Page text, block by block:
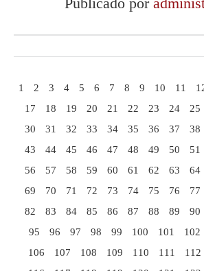
1 2 3 4 5 6 7 8 9 10 11
17
18 19 20 21 22 23 24 25
30
31 32 33 34 35 36 37 38
43
44 45 46 47 48 49 50 51
56
57 58 59 60 61 62 63 64
69
70 71 72 73 74 75 76 77
82
83 84 85 86 87 88 89 90
95
96 97 98 99 100 101 102
106
107 108 109 110 111 112